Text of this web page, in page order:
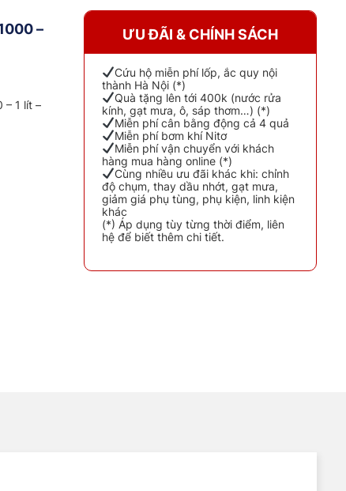
–
– 1 lít –
ƯU ĐÃI & CHÍNH SÁCH
Cứu hộ miễn phí lốp, ắc quy nội
thành Hà Nội (*)
Quà tặng lên tới 400k (nước rửa
kính, gạt mưa, ô, sáp thơm…) (*)
Miễn phí cân bằng động cả 4 quả
Miễn phí bơm khí Nitơ
Miễn phí vận chuyển với khách
hàng mua hàng online (*)
Cùng nhiều ưu đãi khác khi: chỉnh
độ chụm, thay dầu nhớt, gạt mưa,
giảm giá phụ tùng, phụ kiện, linh kiện
khác
(*) Áp dụng tùy từng thời điểm, liên
hệ để biết thêm chi tiết.